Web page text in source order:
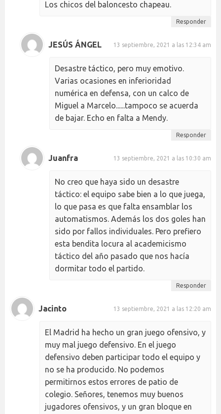
Los chicos del baloncesto chapeau.
Responder
JESÚS ÁNGEL 13 septiembre, 2021 a las 12:34 am
Desastre táctico, pero muy emotivo.
Varias ocasiones en inferioridad
numérica en defensa, con un calco de
Miguel a Marcelo......tampoco se acuerda
de bajar. Echo en falta a Mendy.
Responder
Juanfra 13 septiembre, 2021 a las 10:30 am
No creo que haya sido un desastre
táctico: el equipo sabe bien a lo que juega,
lo que pasa es que falta ensamblar los
automatismos. Además los dos goles han
sido por fallos individuales. Pero prefiero
esta bendita locura al academicismo
táctico del año pasado que nos hacía
dormitar todo el partido.
Responder
Jacinto 13 septiembre, 2021 a las 12:20 am
El Madrid ha hecho un gran juego ofensivo, y
muy mal juego defensivo. En el juego
defensivo deben participar todo el equipo y
no se ha producido. No podemos
permitirnos estos errores de patio de
colegio. Señores, tenemos muy buenos
jugadores ofensivos, y un gran bloque en